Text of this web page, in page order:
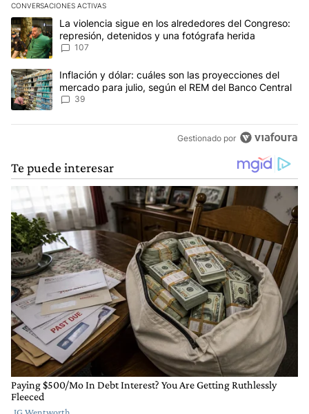
CONVERSACIONES ACTIVAS
Este listado muestra los artículos con más comentarios en los
Un artículo de tendencia con el título "La violencia sigue en los
La violencia sigue en los alrededores del Congreso:
represión, detenidos y una fotógrafa herida
107
Un artículo de tendencia con el título "Inflación y dólar: cuáles
Inflación y dólar: cuáles son las proyecciones del
mercado para julio, según el REM del Banco Central
39
Gestionado por